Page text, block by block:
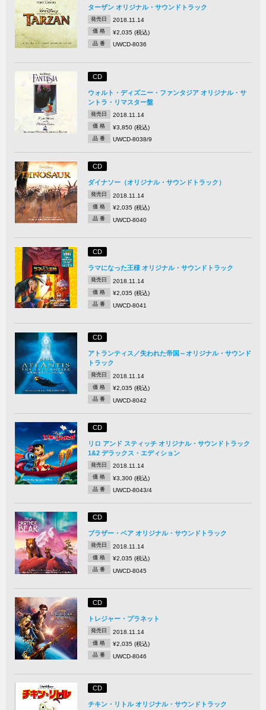
ターザン オリジナル・サウンドトラック
発売日 2018.11.14
価 格 ¥2,035 (税込)
品 番 UWCD-8036
CD
ウォルト・ディズニー・ファンタジア オリジナル・サ
ントラ・リマスター盤
発売日 2018.11.14
価 格 ¥3,850 (税込)
品 番 UWCD-8038/9
CD
ダイナソー（オリジナル・サウンドトラック）
発売日 2018.11.14
価 格 ¥2,035 (税込)
品 番 UWCD-8040
CD
ラマになった王様 オリジナル・サウンドトラック
発売日 2018.11.14
価 格 ¥2,035 (税込)
品 番 UWCD-8041
CD
アトランティス／失われた帝国～オリジナル・サウンド
トラック
発売日 2018.11.14
価 格 ¥2,035 (税込)
品 番 UWCD-8042
CD
リロ アンド スティッチ オリジナル・サウンドトラック
1&2 デラックス・エディション
発売日 2018.11.14
価 格 ¥3,300 (税込)
品 番 UWCD-8043/4
CD
ブラザー・ベア オリジナル・サウンドトラック
発売日 2018.11.14
価 格 ¥2,035 (税込)
品 番 UWCD-8045
CD
トレジャー・プラネット
発売日 2018.11.14
価 格 ¥2,035 (税込)
品 番 UWCD-8046
CD
チキン・リトル オリジナル・サウンドトラック